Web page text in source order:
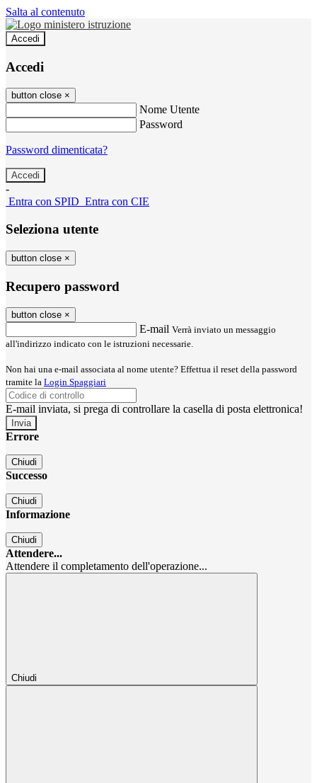
Salta al contenuto
Accedi
Accedi
button close ×
Nome Utente
Password
Password dimenticata?
-
Entra con SPID Entra con CIE
Seleziona utente
button close ×
Recupero password
button close ×
E-mail Verrà inviato un messaggio
all'indirizzo indicato con le istruzioni necessarie.
Non hai una e-mail associata al nome utente? Effettua il reset della password
tramite la Login Spaggiari
E-mail inviata, si prega di controllare la casella di posta elettronica!
Errore
Chiudi
Successo
Chiudi
Informazione
Chiudi
Attendere...
Attendere il completamento dell'operazione...
Chiudi